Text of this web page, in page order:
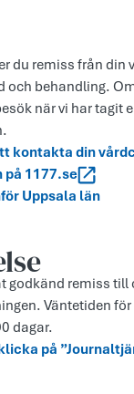
du remiss från
och behandling.
när vi har
kontakta din
på 1177.se
Uppsala län
godkänd remiss
Väntetiden
dagar.
på